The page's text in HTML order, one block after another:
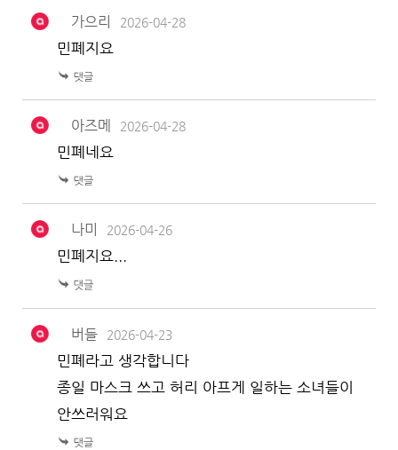
가으리 2026-04-28
민폐지요
아즈메 2026-04-28
민폐네요
나미 2026-04-26
민폐지요...
버들 2026-04-23
민폐라고 생각합니다
종일 마스크 쓰고 허리 아프게 일하는 소녀들이
안쓰러워요